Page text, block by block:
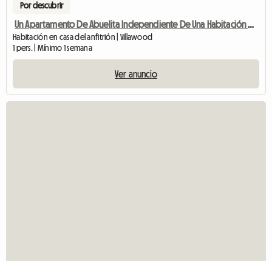
Por descubrir
Un Apartamento De Abuelita Independiente De Una Habitación Disponible Para Alquilar
Habitación en casa del anfitrión | Villawood
1 pers. | Mínimo 1 semana
Ver anuncio